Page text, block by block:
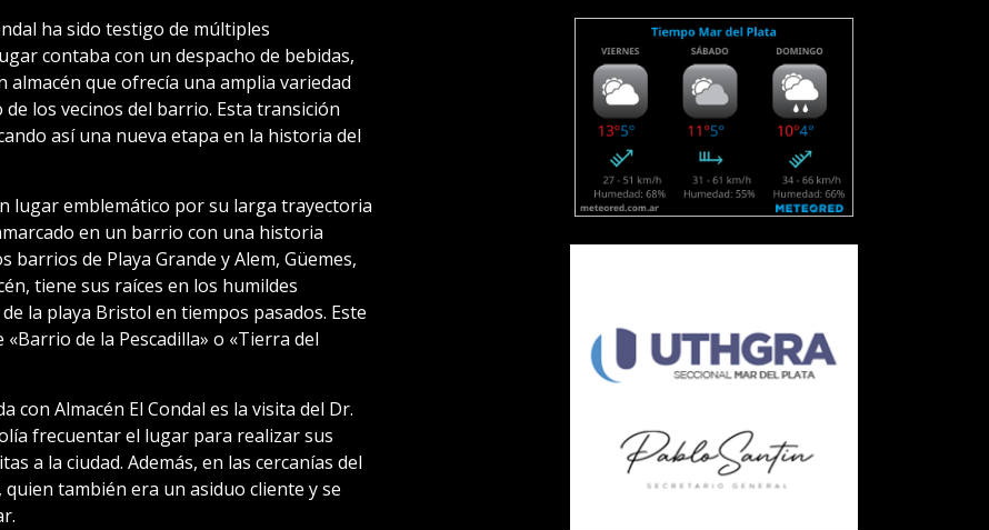
ha sido testigo de múltiples
contaba con un despacho de bebidas,
que ofrecía una amplia variedad
los vecinos del barrio. Esta transición
así una nueva etapa en la historia del
lugar emblemático por su larga trayectoria
en un barrio con una historia
barrios de Playa Grande y Alem, Güemes,
tiene sus raíces en los humildes
la playa Bristol en tiempos pasados. Este
de la Pescadilla» o «Tierra del
con Almacén El Condal es la visita del Dr.
frecuentar el lugar para realizar sus
a la ciudad. Además, en las cercanías del
también era un asiduo cliente y se